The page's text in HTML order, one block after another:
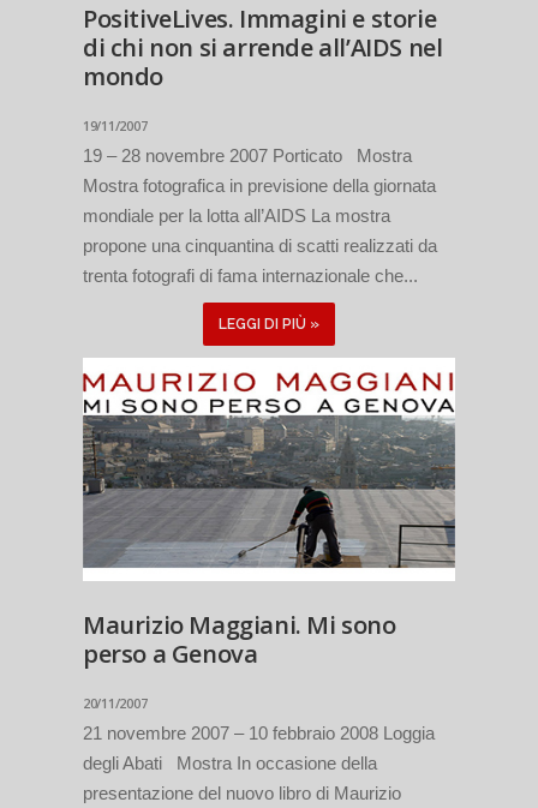
PositiveLives. Immagini e storie
di chi non si arrende all’AIDS nel
mondo
19/11/2007
19 – 28 novembre 2007 Porticato Mostra
Mostra fotografica in previsione della giornata
mondiale per la lotta all’AIDS La mostra
propone una cinquantina di scatti realizzati da
trenta fotografi di fama internazionale che...
LEGGI DI PIÙ »
Maurizio Maggiani. Mi sono
perso a Genova
20/11/2007
21 novembre 2007 – 10 febbraio 2008 Loggia
degli Abati Mostra In occasione della
presentazione del nuovo libro di Maurizio